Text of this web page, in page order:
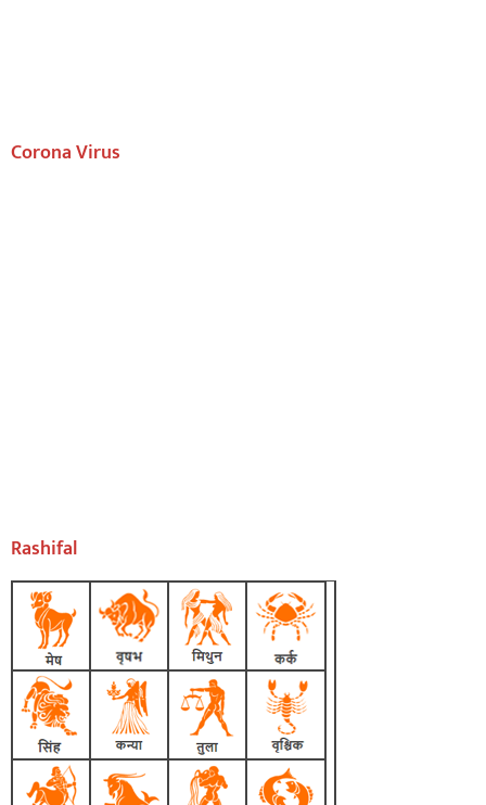
Corona Virus
Rashifal